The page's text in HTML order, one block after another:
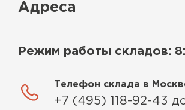
Адреса
Режим работы складов:
Телефон склада в
+7 (495) 118-92-43